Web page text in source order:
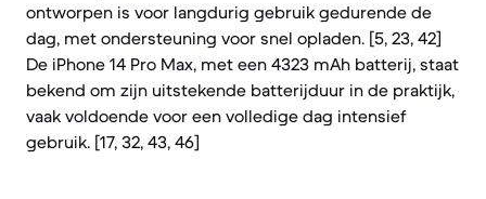
ontworpen is voor langdurig gebruik gedurende de
dag, met ondersteuning voor snel opladen. [5, 23, 42]
De iPhone 14 Pro Max, met een 4323 mAh batterij, staat
bekend om zijn uitstekende batterijduur in de praktijk,
vaak voldoende voor een volledige dag intensief
gebruik. [17, 32, 43, 46]